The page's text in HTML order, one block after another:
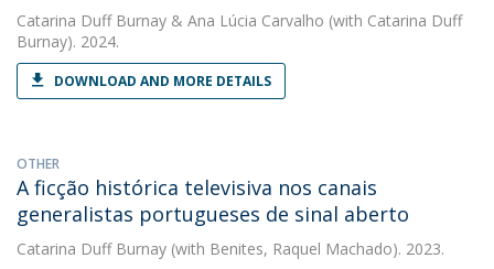
Catarina Duff Burnay & Ana Lúcia Carvalho (with Catarina Duff
Burnay). 2024.
DOWNLOAD AND MORE DETAILS
OTHER
A ficção histórica televisiva nos canais
generalistas portugueses de sinal aberto
Catarina Duff Burnay (with Benites, Raquel Machado). 2023.